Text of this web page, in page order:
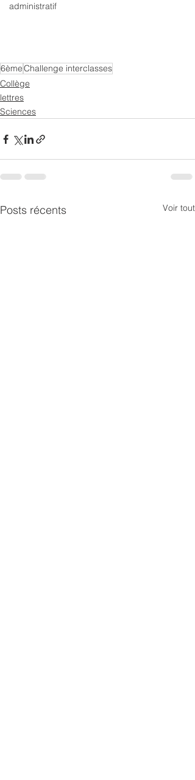
administratif
6èmeChallenge interclasses
Collège
lettres
Sciences
Posts récents Voir tout